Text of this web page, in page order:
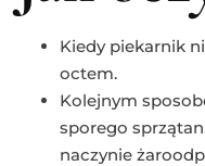
Kiedy piekarnik
octem.
Kolejnym
sporego
naczynie